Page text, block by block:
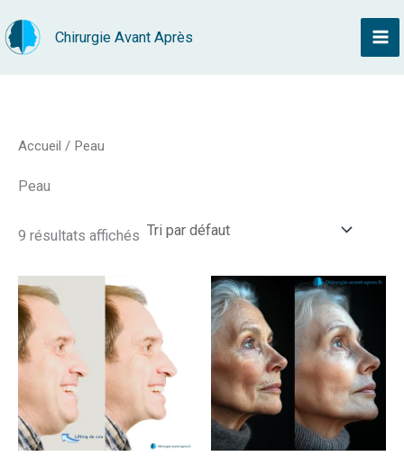
au
Chirurgie Avant Après
Accueil / Peau
Peau
9 résultats affichés